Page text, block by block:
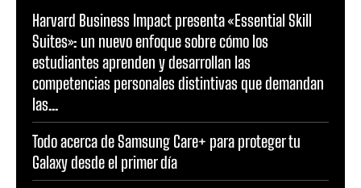
Harvard Business Impact presenta «Essential Skill
Suites»: un nuevo enfoque sobre cómo los
estudiantes aprenden y desarrollan las
competencias personales distintivas que demandan
las...
Todo acerca de Samsung Care+ para proteger tu
Galaxy desde el primer día